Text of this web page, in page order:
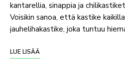
kantarellia, sinappia ja
Voisikin sanoa, että kastike
jauhelihakastike, joka tuntuu
LUE LISÄÄ